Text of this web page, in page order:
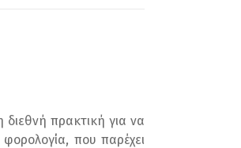
διεθνή πρακτική για να
που παρέχει